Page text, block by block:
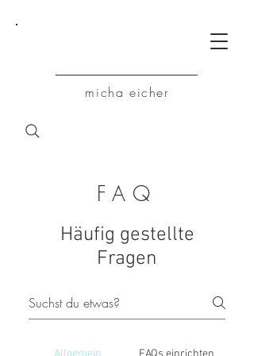
micha eicher
FAQ
Häufig gestellte
Fragen